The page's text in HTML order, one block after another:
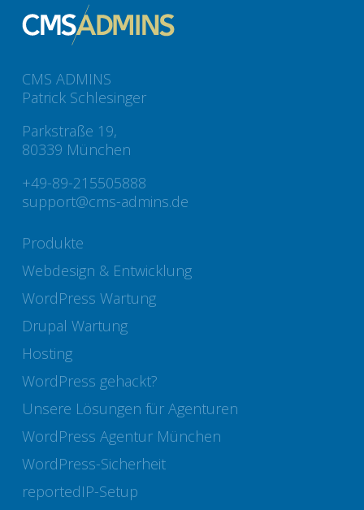
CMS ADMINS
Patrick Schlesinger
Parkstraße 19,
80339 München
+49-89-215505888
support@cms-admins.de
Produkte
Webdesign & Entwicklung
WordPress Wartung
Drupal Wartung
Hosting
WordPress gehackt?
Unsere Lösungen für Agenturen
WordPress Agentur München
WordPress-Sicherheit
reportedIP-Setup